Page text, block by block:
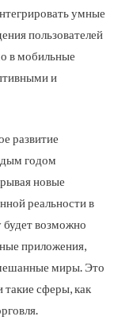
умные
пользователей
в мобильные
и
развитие
годом
новые
реальности в
возможно
приложения,
миры. Это
такие сферы, как